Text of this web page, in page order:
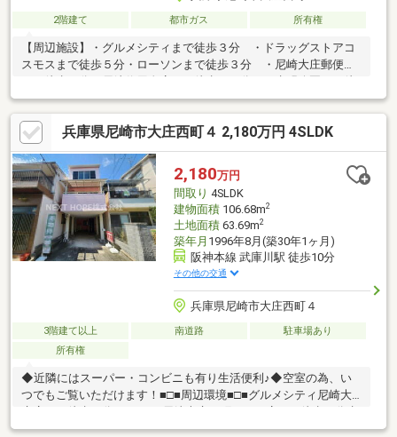
2階建て 都市ガス 所有権
【周辺施設】・グルメシティまで徒歩３分 ・ドラッグストアコ
スモスまで徒歩５分・ローソンまで徒歩３分 ・尼崎大庄郵便局
歩５分■尼崎市、伊丹市、大阪市西淀川区の不動産購入や不動産
売却は福屋不動産販売 尼崎店へ■尼崎市、伊丹市、西宮市、大阪
市西淀川区で家を売る・不動産の売却も９０店舗以上のFUKUYA
ネットワークでサポートいたします！売却相談・査定は無料で実
施中！家を買うとき・売るときは福屋不動産販売尼崎店にお任せ
ください！
兵庫県尼崎市大庄西町４ 2,180万円 4SLDK
2,180万円
間取り 4SLDK
建物面積106.68m2
土地面積63.69m2
築年月 1996年8月(築30年1ヶ月)
阪神本線 武庫川駅 徒歩10分
その他の交通
兵庫県尼崎市大庄西町４
3階建て以上 南道路
駐車場あり
所有権
◆近隣にはスーパー・コンビニも有り生活便利♪◆空室の為、い
つでもご覧いただけます！■□■周辺環境■□■グルメシティ尼崎大
庄店まで徒歩４分ローソン 尼崎大庄西町三丁目店まで徒歩４分水
明公園まで徒歩３分 コープ大庄まで徒歩６分尼崎大庄郵便局まで